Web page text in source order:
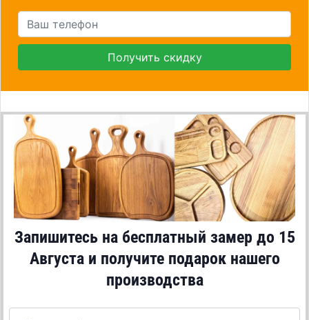
Получить скидку
Запишитесь на бесплатный замер до 15
Августаи получите подарок нашего
производства